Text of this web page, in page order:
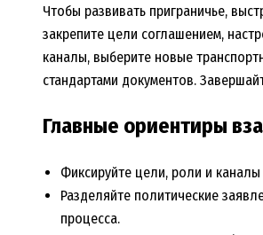
Чтобы развивать приграничье,
закрепите цели соглашением,
каналы, выберите новые
стандартами документов.
Главные ориентиры
Фиксируйте цели, роли и каналы
Разделяйте политические
процесса.